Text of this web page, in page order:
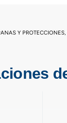
Y PROTECCIONES,